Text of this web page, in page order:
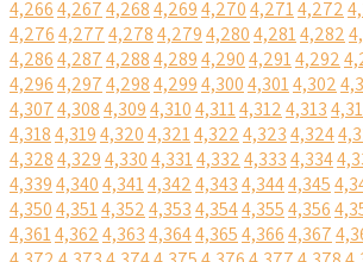
4,2664,2674,2684,2694,2704,2714,272
4,2764,2774,2784,2794,2804,2814,282
4,2864,2874,2884,2894,2904,2914,292
4,2964,2974,2984,2994,3004,3014,302
4,3074,3084,3094,3104,3114,3124,313
4,3184,3194,3204,3214,3224,3234,324
4,3284,3294,3304,3314,3324,3334,334
4,3394,3404,3414,3424,3434,3444,345
4,3504,3514,3524,3534,3544,3554,356
4,3614,3624,3634,3644,3654,3664,367